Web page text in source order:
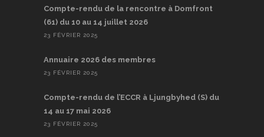
Compte-rendu de la rencontre à Domfront
(61) du 10 au 14 juillet 2026
23 FÉVRIER 2025
Annuaire 2026 des membres
23 FÉVRIER 2025
Compte-rendu de l’ECCR à Ljungbyhed (S) du
14 au 17 mai 2026
23 FÉVRIER 2025